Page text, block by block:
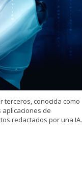
terceros, conocida como
de
redactados por una IA.